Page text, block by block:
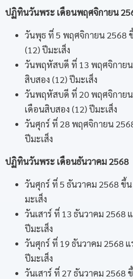
ปฏิทินวันพระ เดือนพฤศจิกายน
วันพุธ ที่ 5 พฤศจิกายน 2568
(12) ปีมะเส็ง
วันพฤหัสบดี ที่ 13 พฤศจิกายน
สิบสอง (12) ปีมะเส็ง
วันพฤหัสบดี ที่ 20 พฤศจิกายน
เดือนสิบสอง (12) ปีมะเส็ง
วันศุกร์ ที่ 28 พฤศจิกายน
ปีมะเส็ง
ปฏิทินวันพระ เดือนธันวาคม2568
วันศุกร์ ที่ 5 ธันวาคม 2568 ขึ้
มะเส็ง
วันเสาร์ ที่ 13 ธันวาคม 2568
ปีมะเส็ง
วันศุกร์ ที่ 19 ธันวาคม 2568
ปีมะเส็ง
วันเสาร์ ที่ 27 ธันวาคม 2568